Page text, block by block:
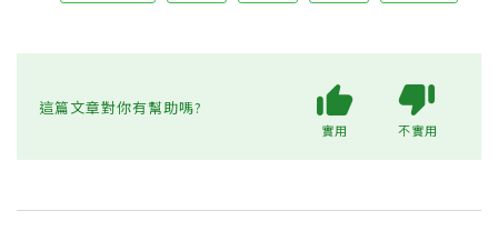
這篇文章對你有幫助嗎?
實用 不實用